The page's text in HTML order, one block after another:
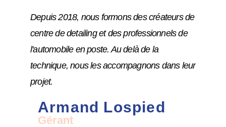
Depuis 2018, nous formons des créateurs de
centre de detailing et des professionnels de
l'automobile en poste. Au delà de la
technique, nous les accompagnons dans leur
projet.
Armand Lospied
Gérant